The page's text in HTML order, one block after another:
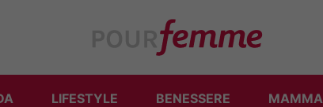
LIFESTYLE BENESSERE MAMMA